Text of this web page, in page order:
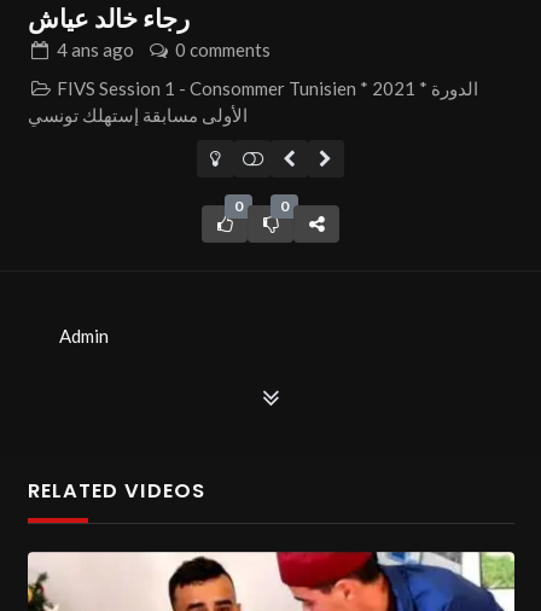
رجاء خالد عياش
4 ans ago
0 comments
FIVS Session 1 - Consommer Tunisien * 2021 * الدورة
الأولى مسابقة إستهلك تونسي
0 0
Admin
RELATED VIDEOS